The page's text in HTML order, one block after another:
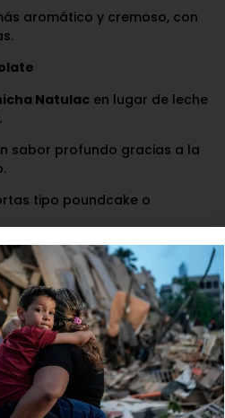
aromático y cremoso, con
Natulacen lugar de leche
sabor profundo gracias a la
tipo poundcake o
la leche porChicha
o ralladura de limón para
con frutas frescas y sirope de